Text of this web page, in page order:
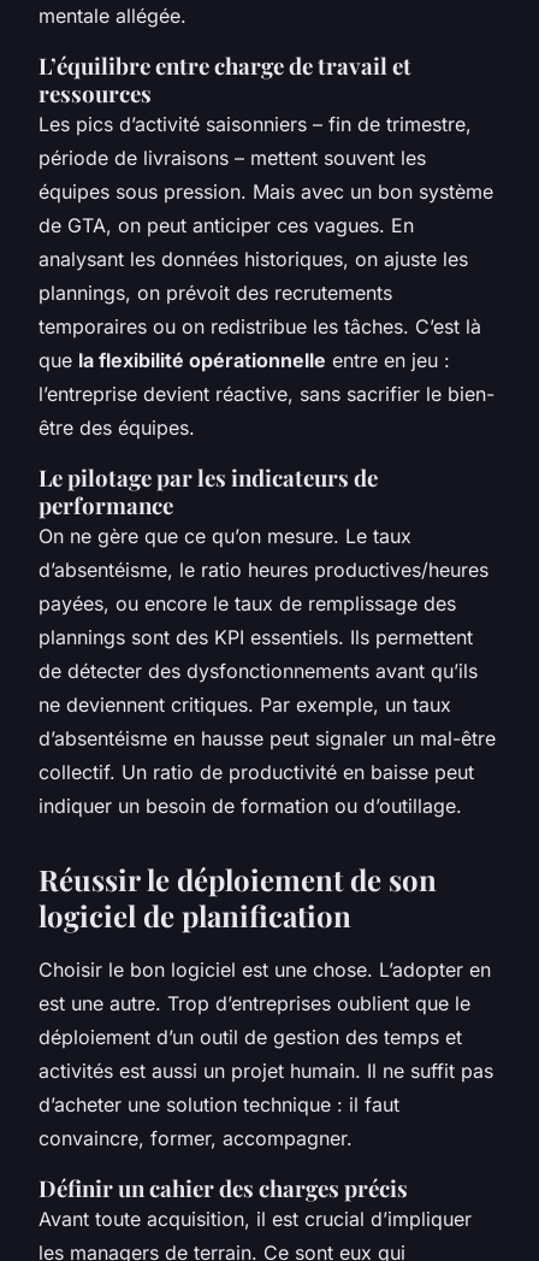
mentale allégée.
L’équilibre entre charge de travail et
ressources
Les pics d’activité saisonniers – fin de trimestre,
période de livraisons – mettent souvent les
équipes sous pression. Mais avec un bon système
de GTA, on peut anticiper ces vagues. En
analysant les données historiques, on ajuste les
plannings, on prévoit des recrutements
temporaires ou on redistribue les tâches. C’est là
que la flexibilité opérationnelle entre en jeu :
l’entreprise devient réactive, sans sacrifier le bien-
être des équipes.
Le pilotage par les indicateurs de
performance
On ne gère que ce qu’on mesure. Le taux
d’absentéisme, le ratio heures productives/heures
payées, ou encore le taux de remplissage des
plannings sont des KPI essentiels. Ils permettent
de détecter des dysfonctionnements avant qu’ils
ne deviennent critiques. Par exemple, un taux
d’absentéisme en hausse peut signaler un mal-être
collectif. Un ratio de productivité en baisse peut
indiquer un besoin de formation ou d’outillage.
Réussir le déploiement de son
logiciel de planification
Choisir le bon logiciel est une chose. L’adopter en
est une autre. Trop d’entreprises oublient que le
déploiement d’un outil de gestion des temps et
activités est aussi un projet humain. Il ne suffit pas
d’acheter une solution technique : il faut
convaincre, former, accompagner.
Définir un cahier des charges précis
Avant toute acquisition, il est crucial d’impliquer
les managers de terrain. Ce sont eux qui